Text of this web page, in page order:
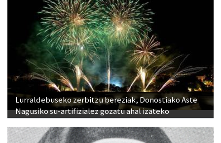
Lurraldebuseko zerbitzu bereziak, Donostiako Aste
Nagusiko su-artifizialez gozatu ahal izateko